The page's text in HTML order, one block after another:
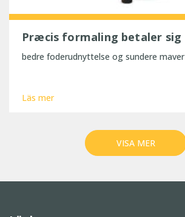
Præcis formaling betaler sig
bedre foderudnyttelse og sundere maver
Läs mer
VISA MER